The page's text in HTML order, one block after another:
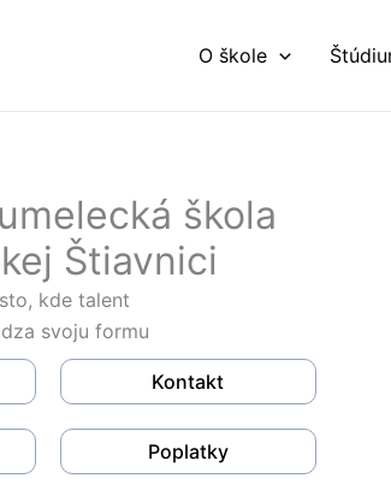
O škole
škola
Štiavnici
kde talent
svoju formu
Kontakt
Poplatky